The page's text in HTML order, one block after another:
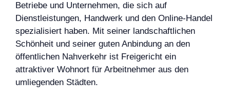
Betriebe und Unternehmen, die sich auf
Dienstleistungen, Handwerk und den Online-Handel
spezialisiert haben. Mit seiner landschaftlichen
Schönheit und seiner guten Anbindung an den
öffentlichen Nahverkehr ist Freigericht ein
attraktiver Wohnort für Arbeitnehmer aus den
umliegenden Städten.